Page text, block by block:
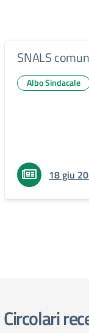
SNALS
Albo Sindacale
18 giu
Circolari